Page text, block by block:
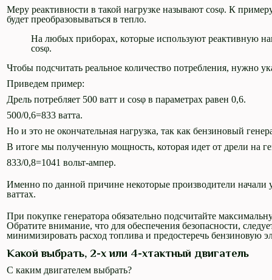
Меру реактивности в такой нагрузке называют cosφ. К
будет преобразовываться в тепло.
На любых приборах, которые используют реактивную
cosφ.
Чтобы подсчитать реальное количество потребления, нужно
Приведем пример:
Дрель потребляет 500 ватт и cosφ в параметрах равен 0,6.
500/0,6=833 ватта.
Но и это не окончательная нагрузка, так как бензиновый
В итоге мы полученную мощность, которая идет от дрели на
833/0,8=1041 вольт-ампер.
Именно по данной причине некоторые производители начали
ваттах.
При покупке генератора обязательно подсчитайте
Обратите внимание, что для обеспечения безопасности,
минимизировать расход топлива и предостеречь бензиновую
Какой выбрать, 2-х или 4-хтактный двигатель
С каким двигателем выбрать?